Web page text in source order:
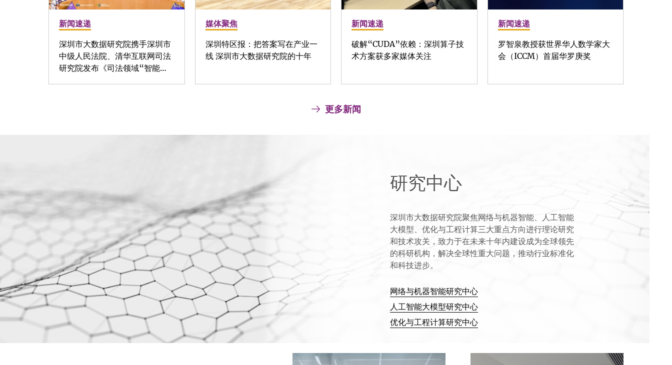
新闻速递
深圳市大数据研究院携手深圳市
中级人民法院、清华互联网司法
研究院发布《司法领域“智能…
媒体聚焦
深圳特区报：把答案写在产业一
线 深圳市大数据研究院的十年
新闻速递
破解“CUDA”依赖：深圳算子技
术方案获多家媒体关注
新闻速递
罗智泉教授获世界华人数学家大
会（ICCM）首届华罗庚奖
更多新闻
研究中心
深圳市大数据研究院聚焦网络与机器智能、人工智能
大模型、优化与工程计算三大重点方向进行理论研究
和技术攻关，致力于在未来十年内建设成为全球领先
的科研机构，解决全球性重大问题，推动行业标准化
和科技进步。
网络与机器智能研究中心
人工智能大模型研究中心
优化与工程计算研究中心